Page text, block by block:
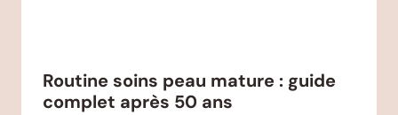
Routine soins peau mature : guide
complet après 50 ans